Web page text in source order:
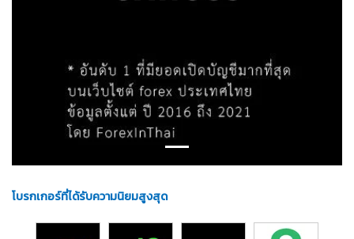
โบรกเกอร์ที่ได้รับความนิยมสูงสุด